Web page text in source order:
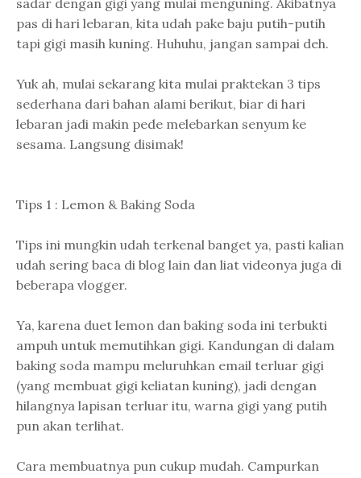
sadar dengan gigi yang mulai menguning. Akibatnya
pas di hari lebaran, kita udah pake baju putih-putih
tapi gigi masih kuning. Huhuhu, jangan sampai deh.
Yuk ah, mulai sekarang kita mulai praktekan 3 tips
sederhana dari bahan alami berikut, biar di hari
lebaran jadi makin pede melebarkan senyum ke
sesama. Langsung disimak!
Tips 1 : Lemon & Baking Soda
Tips ini mungkin udah terkenal banget ya, pasti kalian
udah sering baca di blog lain dan liat videonya juga di
beberapa vlogger.
Ya, karena duet lemon dan baking soda ini terbukti
ampuh untuk memutihkan gigi. Kandungan di dalam
baking soda mampu meluruhkan email terluar gigi
(yang membuat gigi keliatan kuning), jadi dengan
hilangnya lapisan terluar itu, warna gigi yang putih
pun akan terlihat.
Cara membuatnya pun cukup mudah. Campurkan